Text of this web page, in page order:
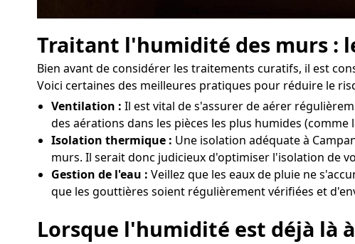
Traitant l'humidité des murs :
Bien avant de considérer les traitements curatifs, il est
Voici certaines des meilleures pratiques pour réduire le
Ventilation : Il est vital de s'assurer de aérer
des aérations dans les pièces les plus humides
Isolation thermique : Une isolation adéquate à
murs. Il serait donc judicieux d'optimiser l'isolation de
Gestion de l'eau : Veillez que les eaux de pluie ne
que les gouttières soient régulièrement vérifiées et
Lorsque l'humidité est déjà là